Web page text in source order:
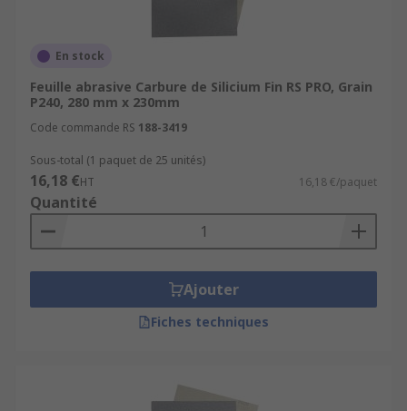
En stock
Feuille abrasive Carbure de Silicium Fin RS PRO, Grain
P240, 280 mm x 230mm
Code commande RS 188-3419
Sous-total (1 paquet de 25 unités)
16,18 €HT 16,18 €/paquet
Quantité
Ajouter
Fiches techniques